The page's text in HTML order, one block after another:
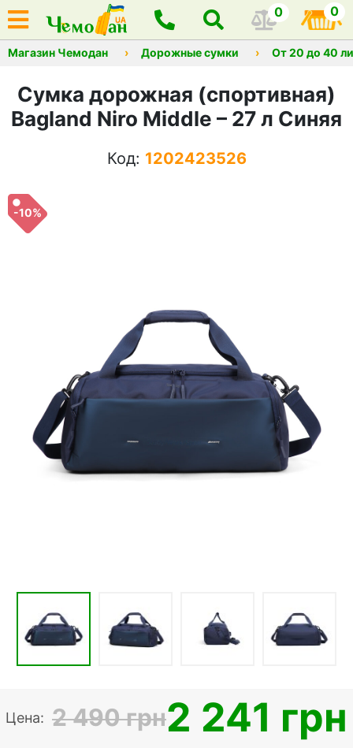
0 0
Магазин Чемодан Дорожные сумки От 20 до 40
Сумка дорожная (спортивная)
Bagland Niro Middle – 27 л Синяя
Код: 1202423526
-10%
Цена: 2 490 грн2 241 грн